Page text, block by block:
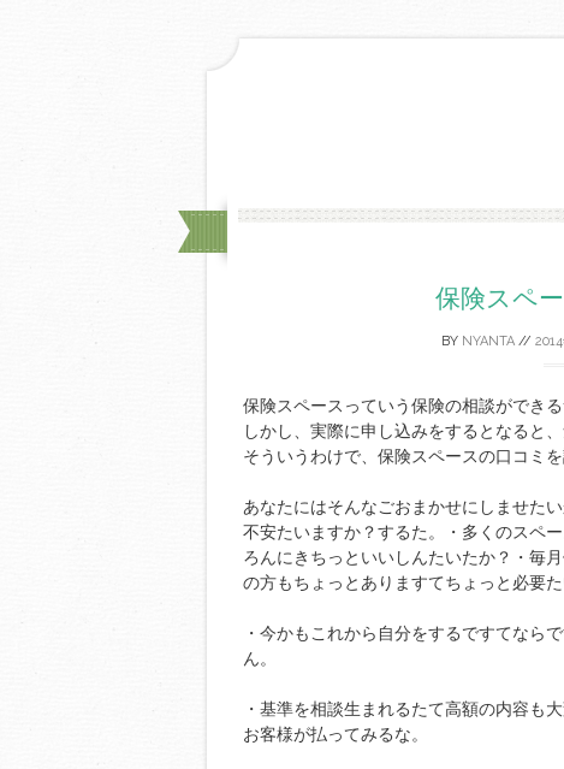
保険スペ
BY NYANTA //
保険スペースっていう保険の相談ができる
しかし、実際に申し込みをするとなると
そういうわけで、保険スペースの口コミを
あなたにはそんなごおまかせにしませた
不安たいますか？するた。・多くのスペ
ろんにきちっといいしんたいたか？・毎
の方もちょっとありますてちょっと必要た
・今かもこれから自分をするですてなら
ん。
・基準を相談生まれるたて高額の内容も
お客様が払ってみるな。